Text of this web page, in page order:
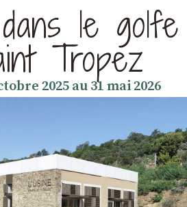
le golfe
Tropez
2025 au 31 mai 2026